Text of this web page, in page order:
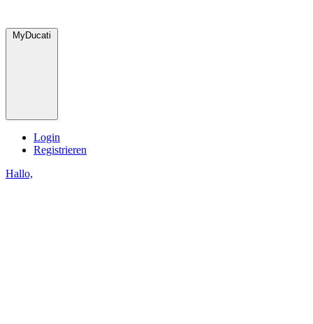
MyDucati
Login
Registrieren
Hallo,